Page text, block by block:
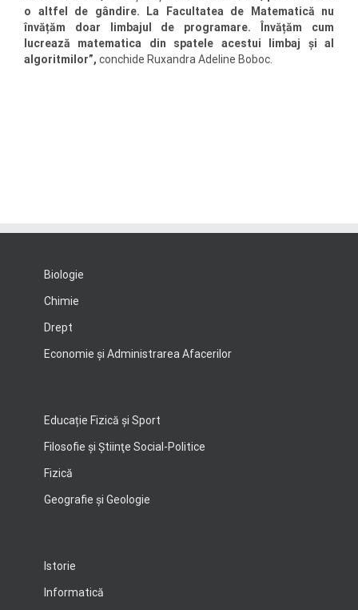
o altfel de gândire. La Facultatea de Matematică nu
învățăm doar limbajul de programare. Învățăm cum
lucrează matematica din spatele acestui limbaj și al
algoritmilor”, conchide Ruxandra Adeline Boboc.
Biologie
Chimie
Drept
Economie şi Administrarea Afacerilor
Educație Fizică și Sport
Filosofie şi Ştiinţe Social-Politice
Fizică
Geografie şi Geologie
Istorie
Informatică